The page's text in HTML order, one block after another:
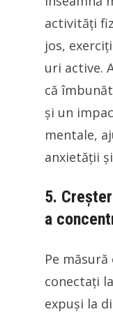
activități
jos,
uri active.
că
și un
mentale,
anxietății
5.
a
Pe
conectați
expuși la